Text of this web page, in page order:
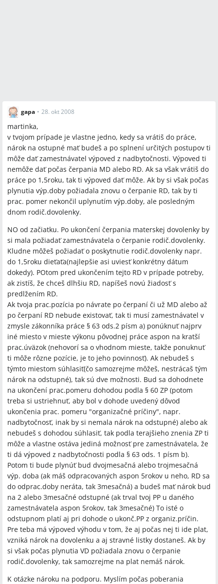
gapa • 28. okt 2008
martinka,
v tvojom prípade je vlastne jedno, kedy sa vrátiš do práce,
nárok na ostupné mať budeš a po splnení určitých postupov ti
môže dať zamestnávatel výpoved z nadbytočnosti. Výpoved ti
nemôže dať počas čerpania MD alebo RD. Ak sa však vrátiš do
práce po 1,5roku, tak ti výpoved dať môže. Ak by si však počas
plynutia výp.doby požiadala znovu o čerpanie RD, tak by ti
prac. pomer nekončil uplynutím výp.doby, ale posledným
dnom rodič.dovolenky.
NO od začiatku. Po ukončení čerpania materskej dovolenky by
si mala požiadať zamestnávatela o čerpanie rodič.dovolenky.
Kludne môžeš požiadať o poskytnutie rodič.dovolenky napr.
do 1,5roku dieťaťa(najlepšie asi uviesť konkrétny dátum
dokedy). POtom pred ukončením tejto RD v prípade potreby,
ak zistíš, že chceš dlhšiu RD, napíšeš novú žiadosť s
predlžením RD.
Ak tvoja prac.pozícia po návrate po čerpaní či už MD alebo až
po čerpaní RD nebude existovať, tak ti musí zamestnávatel v
zmysle zákonníka práce § 63 ods.2 písm a) ponúknuť najprv
iné miesto v mieste výkonu pôvodnej práce aspon na kratší
prac.úväzok (nehovorí sa o vhodnom mieste, takže ponuknuť
ti môže rôzne pozície, je to jeho povinnosť). Ak nebudeš s
týmto miestom súhlasiť(čo samozrejme môžeš, nestrácaš tým
nárok na odstupné), tak sú dve možnosti. Bud sa dohodnete
na ukončení prac.pomeru dohodou podla § 60 ZP (potom
treba si ustriehnuť, aby bol v dohode uvedený dôvod
ukončenia prac. pomeru "organizačné príčiny", napr.
nadbytočnosť, inak by si nemala nárok na odstupné) alebo ak
nebudeš s dohodou súhlasiť, tak podla terajšieho znenia ZP ti
môže a vlastne ostáva jediná možnosť pre zamestnávatela, že
ti dá výpoved z nadbytočnosti podla § 63 ods. 1 písm b).
Potom ti bude plynúť bud dvojmesačná alebo trojmesačná
výp. doba (ak máš odpracovaných aspon 5rokov u neho, RD sa
do odprac.doby neráta, tak 3mesačná) a budeš mať nárok bud
na 2 alebo 3mesačné odstupné (ak trval tvoj PP u daného
zamestnávatela aspon 5rokov, tak 3mesačné) To isté o
odstupnom platí aj pri dohode o ukonč.PP z organiz.príčin.
Pre teba má výpoved výhodu v tom, že aj počas nej ti ide plat,
vzniká nárok na dovolenku a aj stravné listky dostaneš. Ak by
si však počas plynutia VD požiadala znovu o čerpanie
rodič.dovolenky, tak samozrejme na plat nemáš nárok.
K otázke nároku na podporu. Myslím počas poberania